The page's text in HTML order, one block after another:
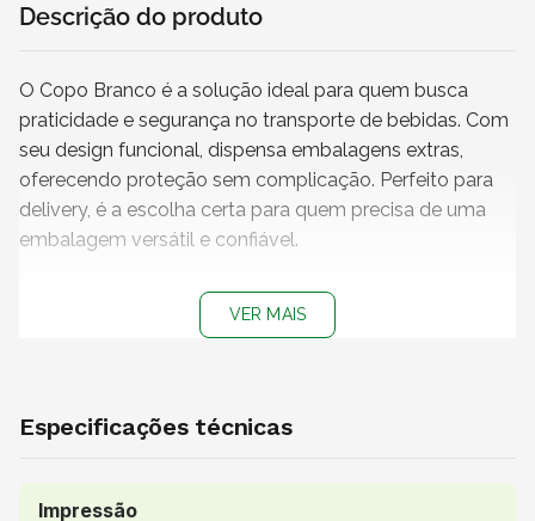
Descrição do produto
O Copo Branco é a solução ideal para quem busca
praticidade e segurança no transporte de bebidas. Com
seu design funcional, dispensa embalagens extras,
oferecendo proteção sem complicação. Perfeito para
delivery, é a escolha certa para quem precisa de uma
embalagem versátil e confiável.
+ Impressão: Sem impressão
+ Atenção!Produto vendido exclusivamente para os
VER MAIS
Especificações técnicas
Impressão